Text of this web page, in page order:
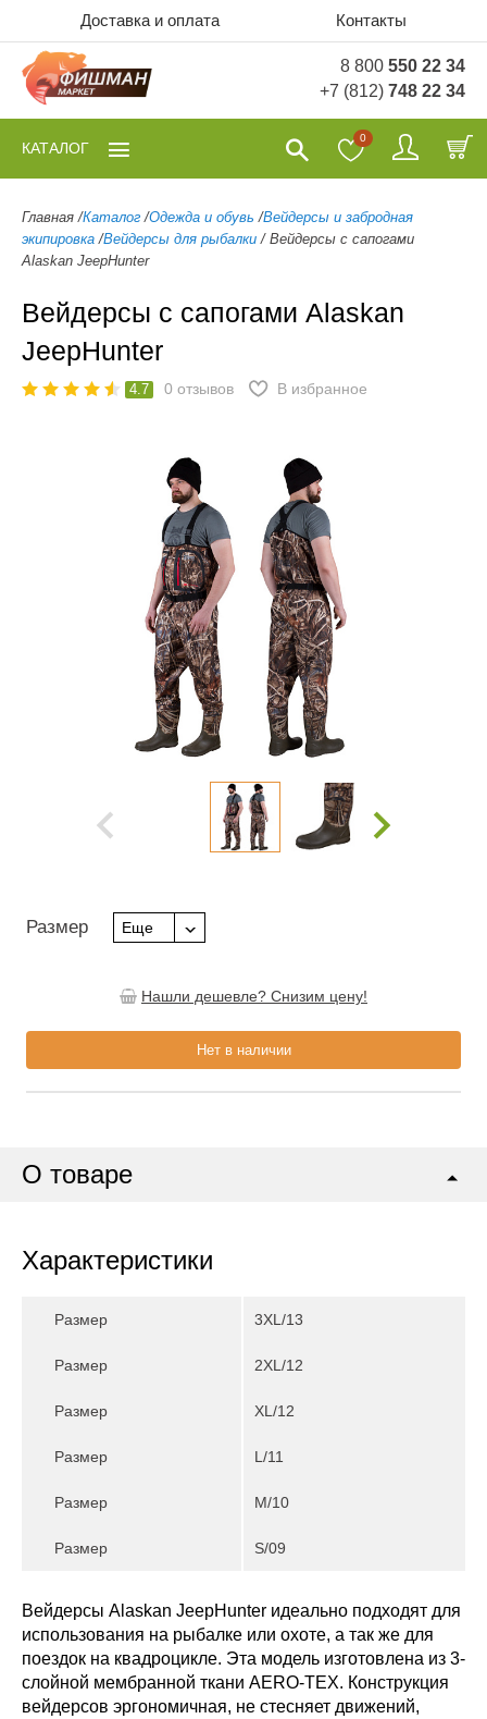
Доставка и оплата Контакты
8 800 550 22 34
+7 (812) 748 22 34
0
КАТАЛОГ
Главная /Каталог /Одежда и обувь /Вейдерсы и забродная
экипировка /Вейдерсы для рыбалки / Вейдерсы с сапогами
Alaskan JeepHunter
Вейдерсы с сапогами Alaskan
JeepHunter
4.7 0 отзывов В избранное
Размер Еще
Нашли дешевле? Снизим цену!
Нет в наличии
О товаре
Характеристики
Размер 3XL/13
Размер 2XL/12
Размер XL/12
Размер L/11
Размер M/10
Размер S/09
Вейдерсы Alaskan JeepHunter идеально подходят для
использования на рыбалке или охоте, а так же для
поездок на квадроцикле. Эта модель изготовлена из 3-
cлойной мембранной ткани AERO-TEX. Конструкция
вейдерсов эргономичная, не стесняет движений,